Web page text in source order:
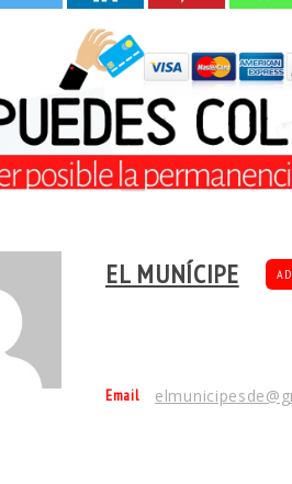
EL MUNÍCIPE
Email